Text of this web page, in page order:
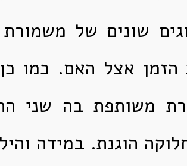
שונים של
הזמן אצל האם. כמו
משותפת בה שני
הוגנת. במידה